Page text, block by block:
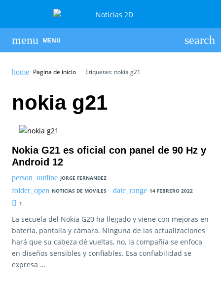
MENU
Pagina de inicio Etiquetas: nokia g21
nokia g21
Nokia G21 es oficial con panel de 90 Hz y
Android 12
JORGE FERNANDEZ
NOTICIAS DE MOVILES
14 FEBRERO 2022
1
La secuela del Nokia G20 ha llegado y viene con mejoras en
batería, pantalla y cámara. Ninguna de las actualizaciones
hará que su cabeza dé vueltas, no, la compañía se enfoca
en diseños sensibles y confiables. Esa confiabilidad se
expresa …